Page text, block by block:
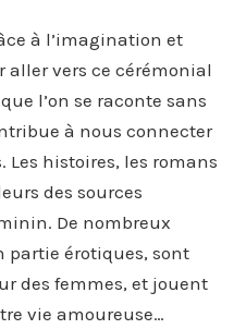
à l’imagination et
aller vers ce cérémonial
l’on se raconte sans
à nous connecter
histoires, les romans
des sources
De nombreux
partie érotiques, sont
des femmes, et jouent
vie amoureuse…